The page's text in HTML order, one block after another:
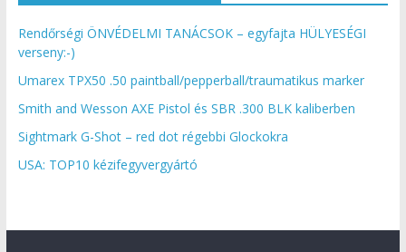
Rendőrségi ÖNVÉDELMI TANÁCSOK – egyfajta HÜLYESÉGI
verseny:-)
Umarex TPX50 .50 paintball/pepperball/traumatikus marker
Smith and Wesson AXE Pistol és SBR .300 BLK kaliberben
Sightmark G-Shot – red dot régebbi Glockokra
USA: TOP10 kézifegyvergyártó